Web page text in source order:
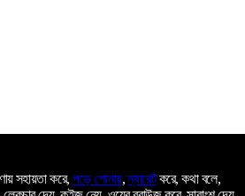
সহায়তা করে, পড়ে শোনায়,ন্যারেটকরে, কথা বলে,